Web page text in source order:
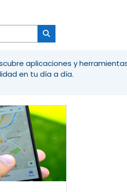
Buscar cursos
aplicaciones y
en tu día a día.